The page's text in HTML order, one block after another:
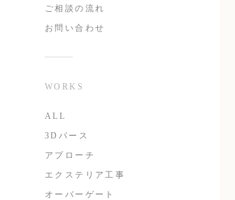
ご相談の流れ
お問い合わせ
WORKS
ALL
3Dパース
アプローチ
エクステリア工事
オーバーゲート